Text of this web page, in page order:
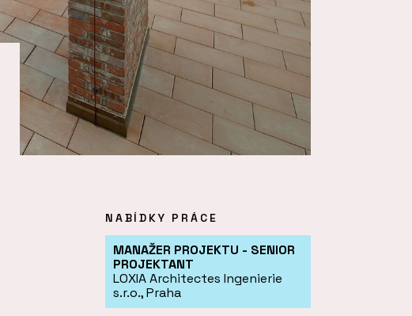
NABÍDKY PRÁCE
MANAŽER PROJEKTU - SENIOR
PROJEKTANT
LOXIA Architectes Ingenierie
s.r.o., Praha